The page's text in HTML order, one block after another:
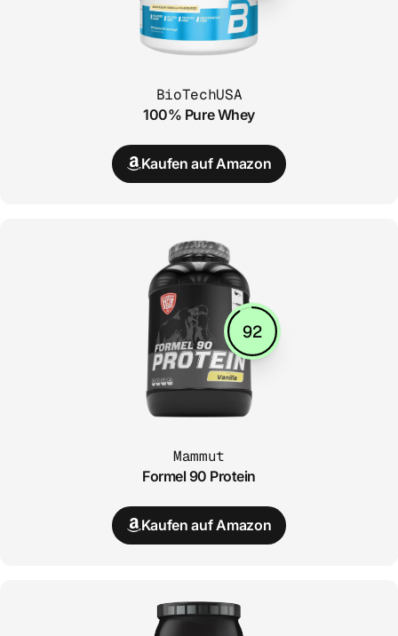
BioTechUSA
100% Pure Whey
Kaufen auf Amazon
92
Mammut
Formel 90 Protein
Kaufen auf Amazon